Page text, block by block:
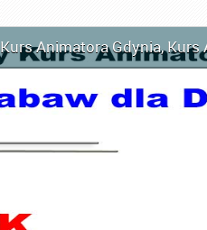
Kurs Animatora Gdynia,Kurs